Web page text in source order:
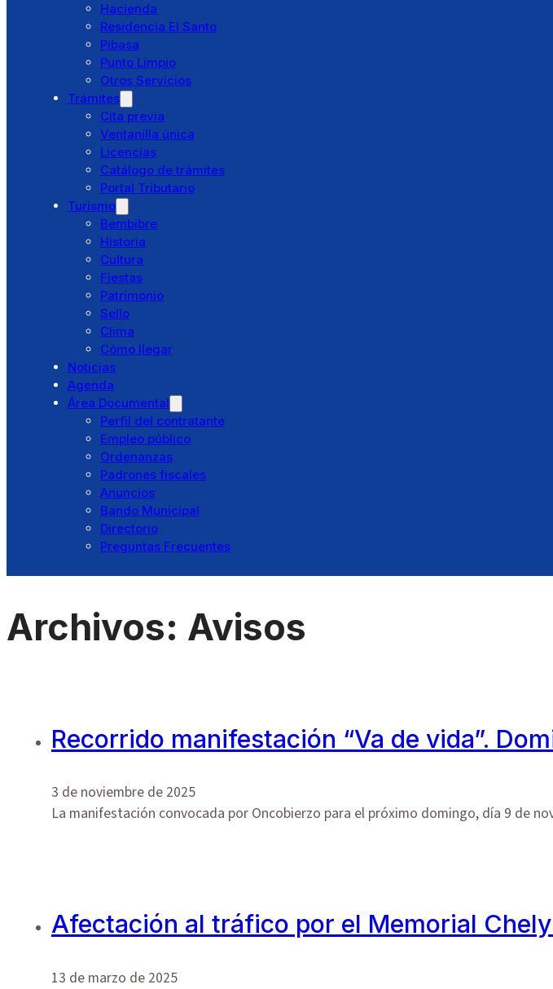
Ayuntamiento
Saludo alcaldesa
Corporación Municipal
Concejalías Delegadas
Juntas Vecinales
Policía Local
Protección Civil
Instalaciones
Municipio
Cultura y Fiestas
Deportes
Educación
Juventud
Hacienda
Residencia El Santo
Pibasa
Punto Limpio
Otros Servicios
Trámites
Cita previa
Ventanilla única
Licencias
Catálogo de trámites
Portal Tributario
Turismo
Bembibre
Historia
Cultura
Fiestas
Patrimonio
Clima
Noticias
Agenda
Anuncios
Bando Municipal
Preguntas Frecuentes
Hacienda
Residencia El Santo
Pibasa
Punto Limpio
Otros Servicios
Trámites
Cita previa
Ventanilla única
Licencias
Catálogo de trámites
Portal Tributario
Turismo
Bembibre
Historia
Cultura
Fiestas
Patrimonio
Sello
Clima
Cómo llegar
Noticias
Agenda
Área Documental
Perfil del contratante
Empleo público
Ordenanzas
Padrones fiscales
Anuncios
Bando Municipal
Directorio
Preguntas Frecuentes
Archivos: Avisos
Recorrido manifestación “Va de vida”.
3 de noviembre de 2025
La manifestación convocada por Oncobierzo para el próximo domingo, día 9 de
Afectación al tráfico por el Memorial
13 de marzo de 2025